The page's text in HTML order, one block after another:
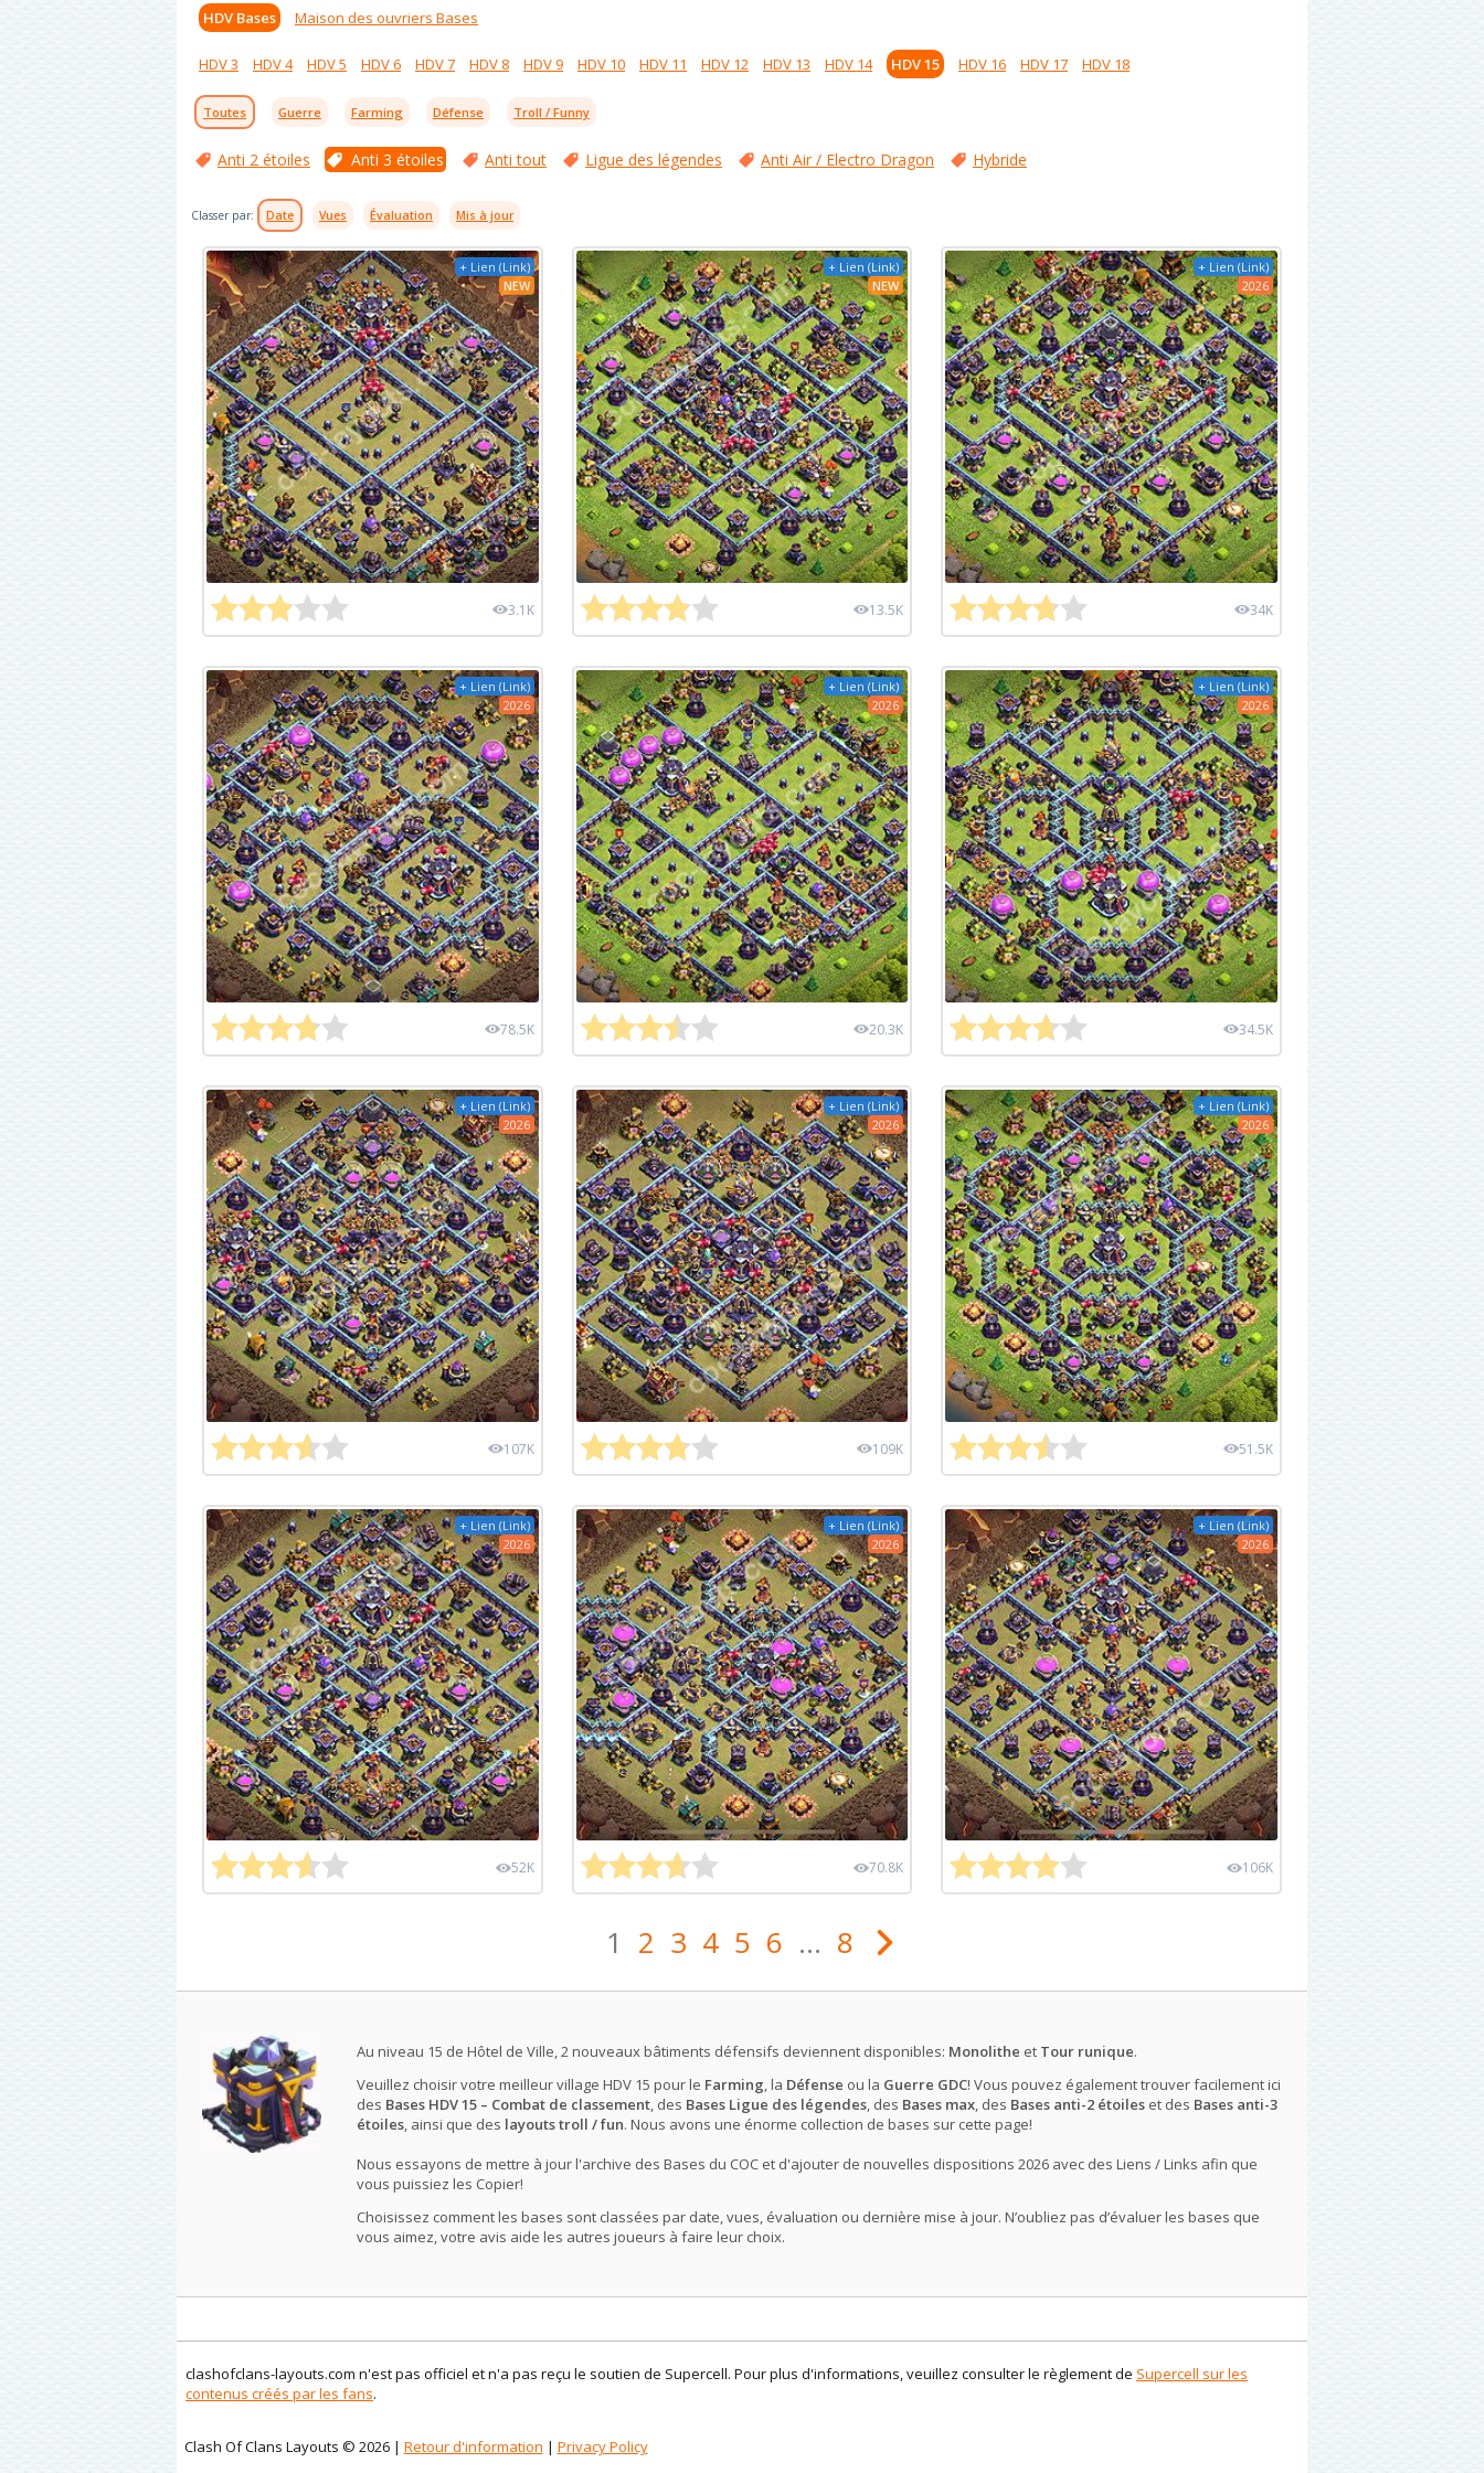
HDV Bases Maison des ouvriers Bases
HDV 3 HDV 4 HDV 5 HDV 6 HDV 7 HDV 8 HDV 9 HDV 10 HDV 11 HDV 12 HDV 13 HDV 14 HDV 15 HDV 16 HDV 17 HDV 18
Toutes Guerre Farming Défense Troll / Funny
Anti 2 étoiles Anti 3 étoiles Anti tout Ligue des légendes Anti Air / Electro Dragon Hybride
Classer par: Date Vues Évaluation Mis à jour
+ Lien (Link)
NEW
3.1K
+ Lien (Link)
NEW
13.5K
+ Lien (Link)
2026
34K
+ Lien (Link)
2026
78.5K
+ Lien (Link)
2026
20.3K
+ Lien (Link)
2026
34.5K
+ Lien (Link)
2026
107K
+ Lien (Link)
2026
109K
+ Lien (Link)
2026
51.5K
+ Lien (Link)
2026
52K
+ Lien (Link)
2026
70.8K
+ Lien (Link)
2026
106K
1 2 3 4 5 6 ... 8
Au niveau 15 de Hôtel de Ville, 2 nouveaux bâtiments défensifs deviennent disponibles: Monolithe et Tour runique.
Veuillez choisir votre meilleur village HDV 15 pour le Farming, la Défense ou la Guerre GDC! Vous pouvez également trouver facilement ici
des Bases HDV 15 – Combat de classement, des Bases Ligue des légendes, des Bases max, des Bases anti-2 étoileset des Bases anti-3
étoiles, ainsi que des layouts troll / fun. Nous avons une énorme collection de bases sur cette page!
Nous essayons de mettre à jour l'archive des Bases du COC et d'ajouter de nouvelles dispositions 2026 avec des Liens / Links afin que
vous puissiez les Copier!
Choisissez comment les bases sont classées par date, vues, évaluation ou dernière mise à jour. N’oubliez pas d’évaluer les bases que
vous aimez, votre avis aide les autres joueurs à faire leur choix.
clashofclans-layouts.com n'est pas officiel et n'a pas reçu le soutien de Supercell. Pour plus d'informations, veuillez consulter le règlement de Supercell sur les
contenus créés par les fans.
Clash Of Clans Layouts © 2026 | Retour d'information | Privacy Policy